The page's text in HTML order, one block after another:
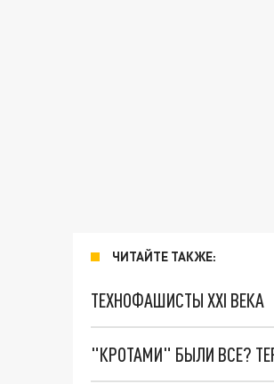
ЧИТАЙТЕ ТАКЖЕ:
ТЕХНОФАШИСТЫ XXI ВЕКА
"КРОТАМИ" БЫЛИ ВСЕ?